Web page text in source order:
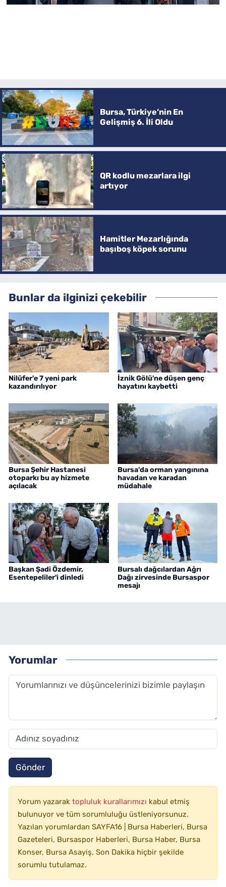
Bursa, Türkiye’nin En
Gelişmiş 6. İli Oldu
QR kodlu mezarlara ilgi
artıyor
Hamitler Mezarlığında
başıboş köpek sorunu
Bunlar da ilginizi çekebilir
Nilüfer'e 7 yeni park
kazandırılıyor
İznik Gölü'ne düşen genç
hayatını kaybetti
Bursa Şehir Hastanesi
otoparkı bu ay hizmete
açılacak
Bursa'da orman yangınına
havadan ve karadan
müdahale
Başkan Şadi Özdemir,
Esentepeliler'i dinledi
Bursalı dağcılardan Ağrı
Dağı zirvesinde Bursaspor
mesajı
Yorumlar
Gönder
Yorum yazarak topluluk kurallarımızı kabul etmiş
bulunuyor ve tüm sorumluluğu üstleniyorsunuz.
Yazılan yorumlardan SAYFA16 | Bursa Haberleri, Bursa
Gazeteleri, Bursaspor Haberleri, Bursa Haber, Bursa
Konser, Bursa Asayiş, Son Dakika hiçbir şekilde
sorumlu tutulamaz.